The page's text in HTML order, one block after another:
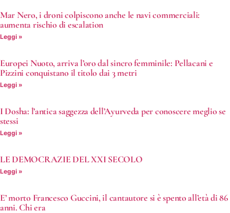
Mar Nero, i droni colpiscono anche le navi commerciali:
aumenta rischio di escalation
Leggi »
Europei Nuoto, arriva l’oro dal sincro femminile: Pellacani e
Pizzini conquistano il titolo dai 3 metri
Leggi »
I Dosha: l’antica saggezza dell’Ayurveda per conoscere meglio se
stessi
Leggi »
LE DEMOCRAZIE DEL XXI SECOLO
Leggi »
E’ morto Francesco Guccini, il cantautore si è spento all’età di 86
anni. Chi era